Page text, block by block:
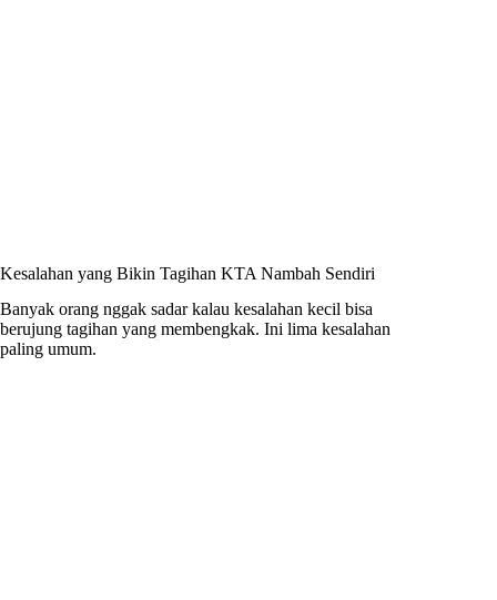
Kesalahan yang Bikin Tagihan KTA Nambah Sendiri
Banyak orang nggak sadar kalau kesalahan kecil bisa
berujung tagihan yang membengkak. Ini lima kesalahan
paling umum.